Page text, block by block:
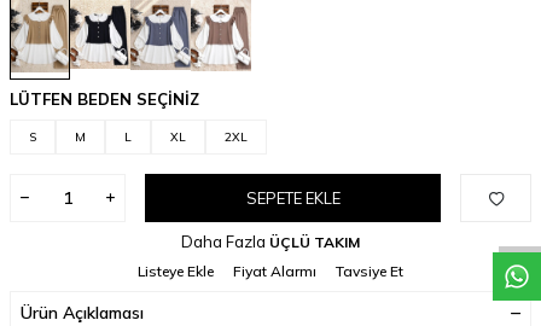
WhatappDesteHatt
LÜTFEN BEDEN SEÇİNİZ
S M L XL 2XL
SEPETE EKLE
Daha Fazla ÜÇLÜ TAKIM
Listeye Ekle
Fiyat Alarmı Tavsiye Et
Ürün Açıklaması